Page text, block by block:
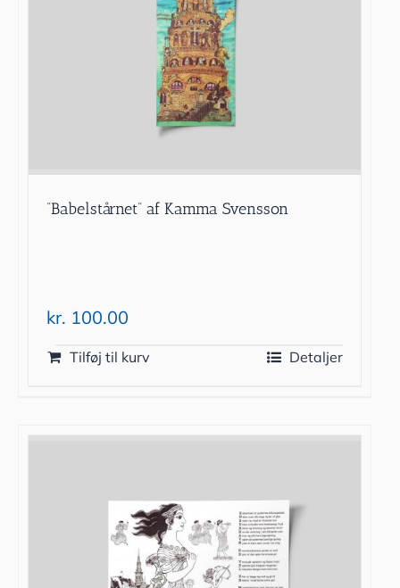
”Babelstårnet” af Kamma Svensson
kr. 100.00
Tilføj til kurv Detaljer